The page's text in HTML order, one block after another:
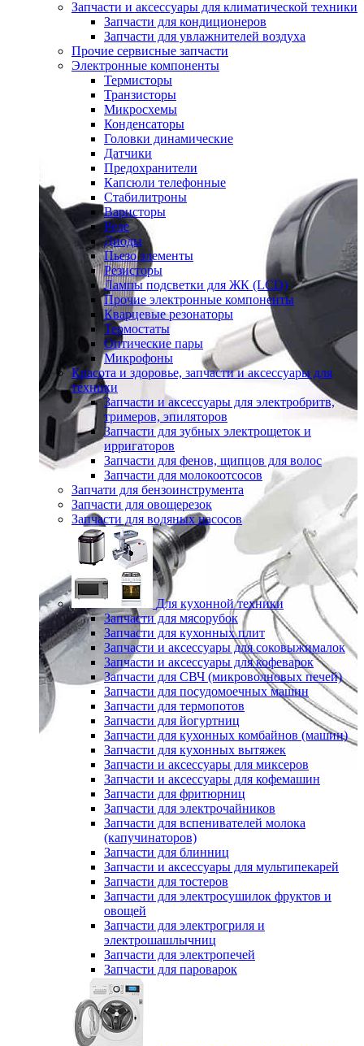
Запчасти и аксессуары для климатической техники
Запчасти для кондиционеров
Запчасти для увлажнителей воздуха
Прочие сервисные запчасти
Электронные компоненты
Термисторы
Транзисторы
Микросхемы
Конденсаторы
Головки динамические
Датчики
Предохранители
Капсюли телефонные
Стабилитроны
Варисторы
Реле
Диоды
Пьезо элементы
Резисторы
Лампы подсветки для ЖК (LCD)
Прочие электронные компоненты
Кварцевые резонаторы
Термостаты
Оптические пары
Микрофоны
Красота и здоровье, запчасти и аксессуары для
техники
Запчасти и аксессуары для электробритв,
тримеров, эпиляторов
Запчасти для зубных электрощеток и
ирригаторов
Запчасти для фенов, щипцов для волос
Запчасти для молокоотсосов
Запчати для бензоинструмента
Запчасти для овощерезок
Запчасти для водяных насосов
Для кухонной техники
Запчасти для мясорубок
Запчасти для кухонных плит
Запчасти и аксессуары для соковыжималок
Запчасти и аксессуары для кофеварок
Запчасти для СВЧ (микроволновых печей)
Запчасти для посудомоечных машин
Запчасти для термопотов
Запчасти для йогуртниц
Запчасти для кухонных комбайнов (машин)
Запчасти для кухонных вытяжек
Запчасти и аксессуары для миксеров
Запчасти и аксессуары для кофемашин
Запчасти для фритюрниц
Запчасти для электрочайников
Запчасти для вспенивателей молока
(капучинаторов)
Запчасти для блинниц
Запчасти и аксессуары для мультипекарей
Запчасти для тостеров
Запчасти для электросушилок фруктов и
овощей
Запчасти для электрогриля и
электрошашлычниц
Запчасти для электропечей
Запчасти для пароварок